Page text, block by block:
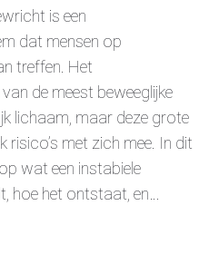
is een
dat mensen op
treffen. Het
de meest beweeglijke
lichaam, maar deze grote
risico’s met zich mee. In dit
wat een instabiele
hoe het ontstaat, en…